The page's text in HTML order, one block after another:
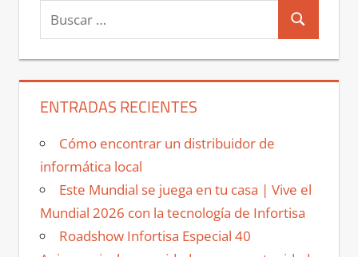
Buscar:
Buscar
ENTRADAS RECIENTES
Cómo encontrar un distribuidor de
informática local
Este Mundial se juega en tu casa | Vive el
Mundial 2026 con la tecnología de Infortisa
Roadshow Infortisa Especial 40